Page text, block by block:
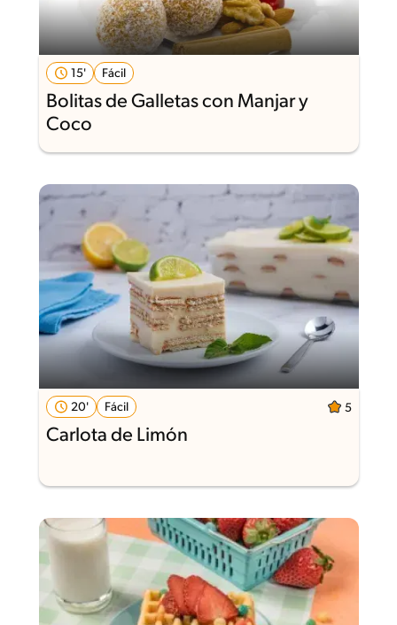
15' Fácil
Bolitas de Galletas con Manjar y
Coco
20' Fácil 5
Carlota de Limón